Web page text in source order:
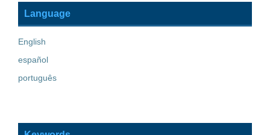
Language
English
español
português